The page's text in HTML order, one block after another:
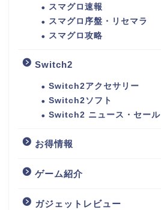
スマグロ速報
スマグロ序盤・リセマラ
スマグロ攻略
Switch2
Switch2アクセサリー
Switch2ソフト
Switch2 ニュース・セール
お得情報
ゲーム紹介
ガジェットレビュー